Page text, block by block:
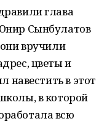
глава
Сынбулатов
вручили
цветы и
навестить в этот
в которой
всю